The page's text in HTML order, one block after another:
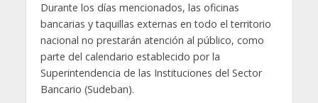
Durante los días mencionados, las oficinas
bancarias y taquillas externas en todo el territorio
nacional no prestarán atención al público, como
parte del calendario establecido por la
Superintendencia de las Instituciones del Sector
Bancario (Sudeban).